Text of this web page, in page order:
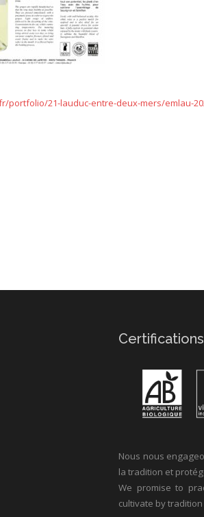
portfolio/21-lauduc-entre-deux-mers/emlau-
Certifications
Nous nous
la tradition et
We promise to
cultivate by